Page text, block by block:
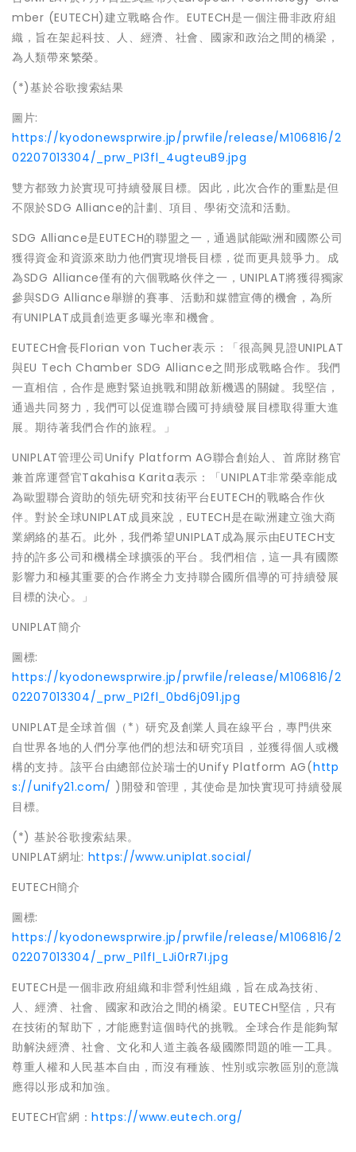
mber (EUTECH)建立戰略合作。EUTECH是一個注冊非政府組
織，旨在架起科技、人、經濟、社會、國家和政治之間的橋梁，
為人類帶來繁榮。
(*)基於谷歌搜索結果
圖片:
https://kyodonewsprwire.jp/prwfile/release/M106816/2
02207013304/_prw_PI3fl_4ugteuB9.jpg
雙方都致力於實現可持續發展目標。因此，此次合作的重點是但
不限於SDG Alliance的計劃 、項目、學術交流和活動。
SDG Alliance是EUTECH的聯盟之一，通過賦能歐洲和國際公司
獲得資金和資源來助力他們實現增長目標，從而更具競爭力。成
為SDG Alliance僅有的六個戰略伙伴之一，UNIPLAT將獲得獨家
參與SDG Alliance舉辦的賽事、活動和媒體宣傳的機會，為所
有UNIPLAT成員創造更多曝光率和機會。
EUTECH會長Florian von Tucher表示：「很高興見證UNIPLAT
與EU Tech Chamber SDG Alliance之間形成戰略合作。我們
一直相信，合作是應對緊迫挑戰和開啟新機遇的關鍵。我堅信，
通過共同努力，我們可以促進聯合國可持續發展目標取得重大進
展。期待著我們合作的旅程。」
UNIPLAT管理公司Unify Platform AG聯合創始人、首席財務官
兼首席運營官Takahisa Karita表示：「UNIPLAT非常榮幸能成
為歐盟聯合資助的領先研究和技術平台EUTECH的戰略合作伙
伴。對於全球UNIPLAT成員來說，EUTECH是在歐洲建立強大商
業網絡的基石。此外，我們希望UNIPLAT成為展示由EUTECH支
持的許多公司和機構全球擴張的平台。我們相信，這一具有國際
影響力和極其重要的合作將全力支持聯合國所倡導的可持續發展
目標的決心。」
UNIPLAT簡介
圖標:
https://kyodonewsprwire.jp/prwfile/release/M106816/2
02207013304/_prw_PI2fl_0bd6j091.jpg
UNIPLAT是全球首個（*）研究及創業人員在線平台，專門供來
自世界各地的人們分享他們的想法和研究項目，並獲得個人或機
構的支持。該平台由總部位於瑞士的Unify Platform AG(http
s://unify21.com/ )開發和管理，其使命是加快實現可持續發展
目標。
(*) 基於谷歌搜索結果。
UNIPLAT網址: https://www.uniplat.social/
EUTECH簡介
圖標:
https://kyodonewsprwire.jp/prwfile/release/M106816/2
02207013304/_prw_PI1fl_LJi0rR7I.jpg
EUTECH是一個非政府組織和非營利性組織，旨在成為技術、
人、經濟、社會、國家和政治之間的橋梁。EUTECH堅信，只有
在技術的幫助下，才能應對這個時代的挑戰。全球合作是能夠幫
助解決經濟、社會、文化和人道主義各級國際問題的唯一工具。
尊重人權和人民基本自由，而沒有種族、性別或宗教區別的意識
應得以形成和加強。
EUTECH官網：https://www.eutech.org/